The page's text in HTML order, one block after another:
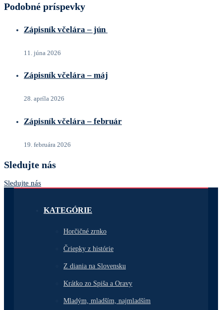
Podobné príspevky
Zápisník včelára – jún
11. júna 2026
Zápisník včelára – máj
28. apríla 2026
Zápisník včelára – február
19. februára 2026
Sledujte nás
Sledujte nás
KATEGÓRIE
Horčičné zrnko
Čriepky z histórie
Z diania na Slovensku
Krátko zo Spiša a Oravy
Mladým, mladším, najmladším